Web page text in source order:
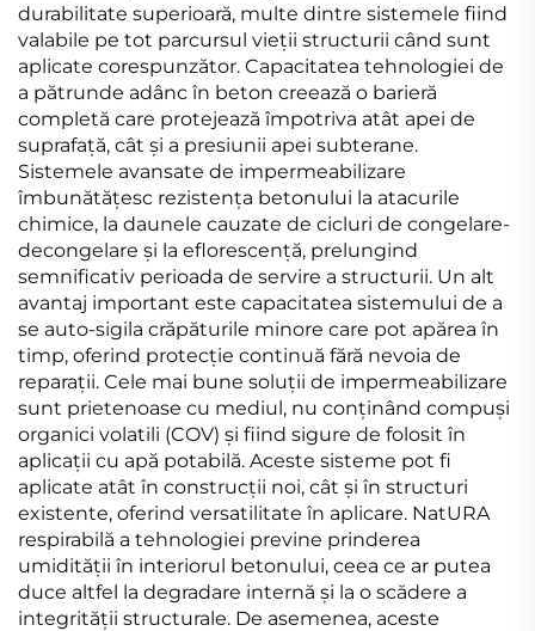
durabilitate superioară, multe dintre sistemele fiind
valabile pe tot parcursul vieții structurii când sunt
aplicate corespunzător. Capacitatea tehnologiei de
a pătrunde adânc în beton creează o barieră
completă care protejează împotriva atât apei de
suprafață, cât și a presiunii apei subterane.
Sistemele avansate de impermeabilizare
îmbunătățesc rezistența betonului la atacurile
chimice, la daunele cauzate de cicluri de congelare-
decongelare și la eflorescență, prelungind
semnificativ perioada de servire a structurii. Un alt
avantaj important este capacitatea sistemului de a
se auto-sigila crăpăturile minore care pot apărea în
timp, oferind protecție continuă fără nevoia de
reparații. Cele mai bune soluții de impermeabilizare
sunt prietenoase cu mediul, nu conținând compuși
organici volatili (COV) și fiind sigure de folosit în
aplicații cu apă potabilă. Aceste sisteme pot fi
aplicate atât în construcții noi, cât și în structuri
existente, oferind versatilitate în aplicare. NatURA
respirabilă a tehnologiei previne prinderea
umidității în interiorul betonului, ceea ce ar putea
duce altfel la degradare internă și la o scădere a
integrității structurale. De asemenea, aceste